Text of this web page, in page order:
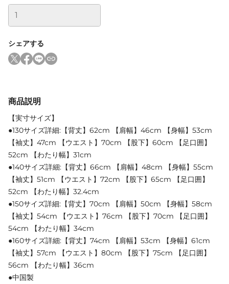
シェアする
商品説明
【実寸サイズ】
●130サイズ詳細:【背丈】62cm 【肩幅】46cm 【身幅】53cm
【袖丈】47cm 【ウエスト】70cm 【股下】60cm 【足口囲】
52cm 【わたり幅】31cm
●140サイズ詳細:【背丈】66cm 【肩幅】48cm 【身幅】55cm
【袖丈】51cm 【ウエスト】72cm 【股下】65cm 【足口囲】
52cm 【わたり幅】32.4cm
●150サイズ詳細:【背丈】70cm 【肩幅】50cm 【身幅】58cm
【袖丈】54cm 【ウエスト】76cm 【股下】70cm 【足口囲】
54cm 【わたり幅】34cm
●160サイズ詳細:【背丈】74cm 【肩幅】53cm 【身幅】61cm
【袖丈】57cm 【ウエスト】80cm 【股下】75cm 【足口囲】
56cm 【わたり幅】36cm
●中国製